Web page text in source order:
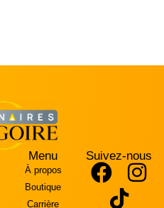
Menu
À propos
Boutique
Carrière
Suivez-nous